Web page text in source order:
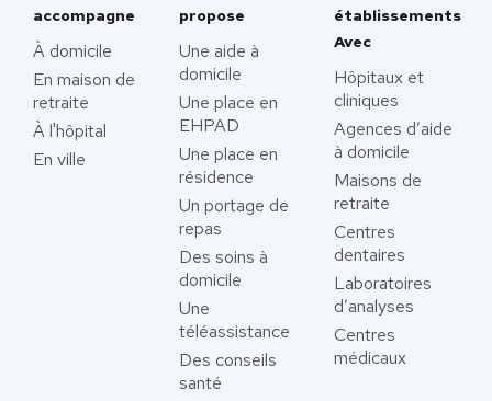
accompagne
À domicile
En maison de
retraite
À l'hôpital
En ville
propose
Une aide à
domicile
Une place en
EHPAD
Une place en
résidence
Un portage de
repas
Des soins à
domicile
Une
téléassistance
Des conseils
santé
établissements
Avec
Hôpitaux et
cliniques
Agences d’aide
à domicile
Maisons de
retraite
Centres
dentaires
Laboratoires
d’analyses
Centres
médicaux